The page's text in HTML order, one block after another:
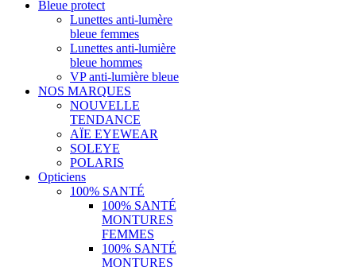
Bleue protect
Lunettes anti-lumère
bleue femmes
Lunettes anti-lumière
bleue hommes
VP anti-lumière bleue
NOS MARQUES
NOUVELLE
TENDANCE
AÏE EYEWEAR
SOLEYE
POLARIS
Opticiens
100% SANTÉ
100% SANTÉ
MONTURES
FEMMES
100% SANTÉ
MONTURES